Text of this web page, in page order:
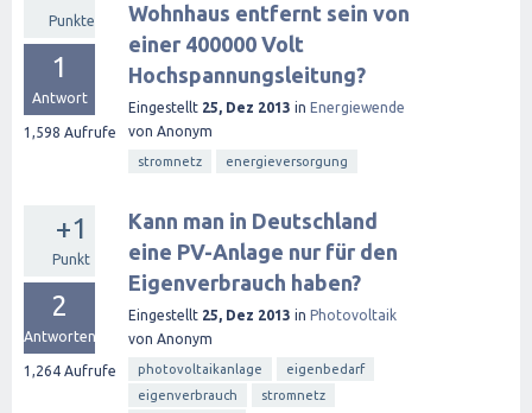
Punkte
1
Antwort
1,598 Aufrufe
Wohnhaus entfernt sein von
einer 400000 Volt
Hochspannungsleitung?
Eingestellt 25, Dez 2013 in Energiewende
von Anonym
stromnetz energieversorgung
+1
Punkt
2
Antworten
1,264 Aufrufe
Kann man in Deutschland
eine PV-Anlage nur für den
Eigenverbrauch haben?
Eingestellt 25, Dez 2013 in Photovoltaik
von Anonym
photovoltaikanlage
eigenbedarf
eigenverbrauch
stromnetz